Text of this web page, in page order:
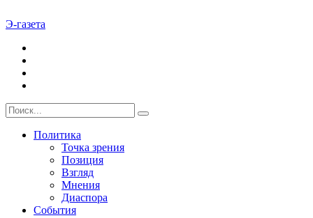
Э-газета
Политика
Точка зрения
Позиция
Взгляд
Мнения
Диаспора
События